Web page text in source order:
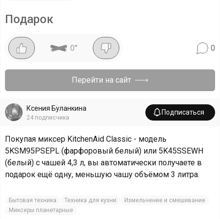
Подарок
0° 0
Перейти на сайт
Ксения Буланкина
24 подписчика
Подписаться
Покупая миксер KitchenAid Classic - модель
5KSM95PSEPL (фарфоровый белый) или 5K45SSEWH
(белый) с чашей 4,3 л, вы автоматически получаете в
подарок ещё одну, меньшую чашу объёмом 3 литра.
Бытовая техника Техника для кухни
Измельчение и смешивание
Миксеры планетарные